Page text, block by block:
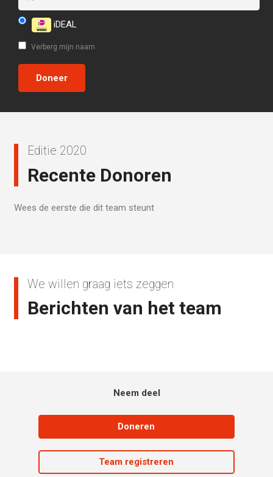
iDEAL
Verberg mijn naam
Editie 2020
Recente Donoren
Wees de eerste die dit team steunt
We willen graag iets zeggen
Berichten van het team
Neem deel
Doneren
Team registreren